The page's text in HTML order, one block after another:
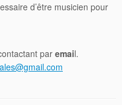
d’être musicien pour
par email.